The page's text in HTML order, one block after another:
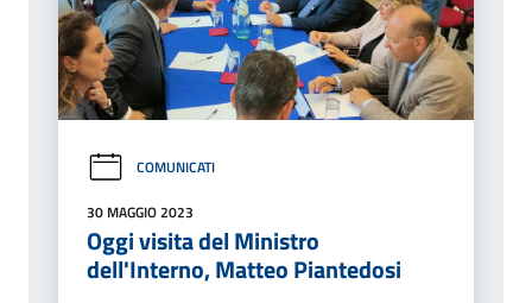
COMUNICATI
30 MAGGIO 2023
Oggi visita del Ministro
dell'Interno, Matteo Piantedosi